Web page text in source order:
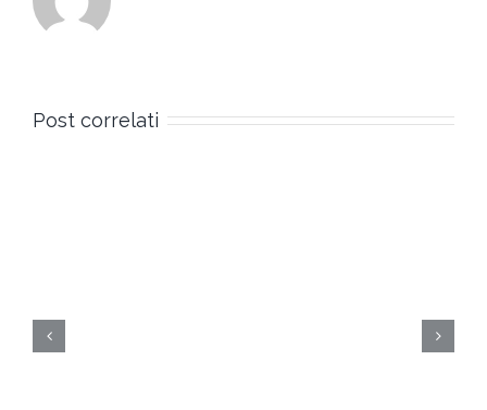
Post correlati